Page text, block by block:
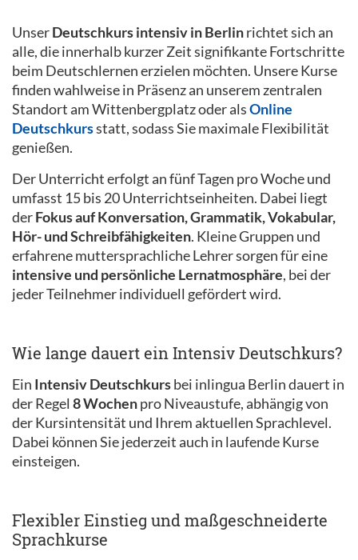
UnserDeutschkurs intensiv in Berlinrichtet sich an
alle, die innerhalb kurzer Zeit signifikante Fortschritte
beim Deutschlernen erzielen möchten. Unsere Kurse
finden wahlweise in Präsenz an unserem zentralen
Standort am Wittenbergplatz oder alsOnline
Deutschkursstatt, sodass Sie maximale Flexibilität
genießen.
Der Unterricht erfolgt an fünf Tagen pro Woche und
umfasst 15 bis 20 Unterrichtseinheiten. Dabei liegt
derFokus auf Konversation, Grammatik, Vokabular,
Hör- und Schreibfähigkeiten. Kleine Gruppen und
erfahrene muttersprachliche Lehrer sorgen für eine
intensive und persönliche Lernatmosphäre, bei der
jeder Teilnehmer individuell gefördert wird.
Wie lange dauert ein Intensiv Deutschkurs?
Ein Intensiv Deutschkursbei inlingua Berlin dauert in
der Regel 8 Wochenpro Niveaustufe, abhängig von
der Kursintensität und Ihrem aktuellen Sprachlevel.
Dabei können Sie jederzeit auch in laufende Kurse
einsteigen.
Flexibler Einstieg und maßgeschneiderte
Sprachkurse